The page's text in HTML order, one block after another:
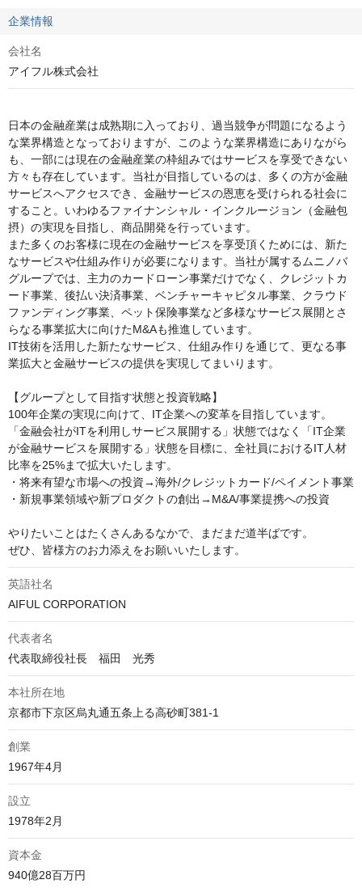
企業情報
会社名
アイフル株式会社
日本の金融産業は成熟期に入っており、過当競争が問題になるよう
な業界構造となっておりますが、このような業界構造にありながら
も、一部には現在の金融産業の枠組みではサービスを享受できない
方々も存在しています。当社が目指しているのは、多くの方が金融
サービスへアクセスでき、金融サービスの恩恵を受けられる社会に
すること。いわゆるファイナンシャル・インクルージョン（金融包
摂）の実現を目指し、商品開発を行っています。
また多くのお客様に現在の金融サービスを享受頂くためには、新た
なサービスや仕組み作りが必要になります。当社が属するムニノバ
グループでは、主力のカードローン事業だけでなく、クレジットカ
ード事業、後払い決済事業、ベンチャーキャピタル事業、クラウド
ファンディング事業、ペット保険事業など多様なサービス展開とさ
らなる事業拡大に向けたM&Aも推進しています。
IT技術を活用した新たなサービス、仕組み作りを通じて、更なる事
業拡大と金融サービスの提供を実現してまいります。
【グループとして目指す状態と投資戦略】
100年企業の実現に向けて、IT企業への変革を目指しています。
「金融会社がITを利用しサービス展開する」状態ではなく「IT企業
が金融サービスを展開する」状態を目標に、全社員におけるIT人材
比率を25%まで拡大いたします。
・将来有望な市場への投資→海外/クレジットカード/ペイメント事業
・新規事業領域や新プロダクトの創出→M&A/事業提携への投資
やりたいことはたくさんあるなかで、まだまだ道半ばです。
ぜひ、皆様方のお力添えをお願いいたします。
英語社名
AIFUL CORPORATION
代表者名
代表取締役社長　福田　光秀
本社所在地
京都市下京区烏丸通五条上る高砂町381-1
創業
1967年4月
設立
1978年2月
資本金
940億28百万円